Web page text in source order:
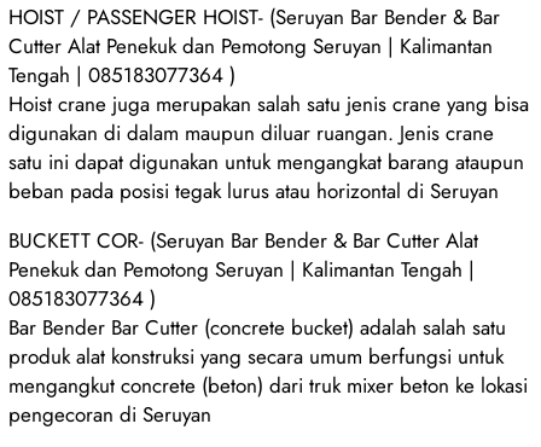
HOIST / PASSENGER HOIST- (Seruyan Bar Bender & Bar
Cutter Alat Penekuk dan Pemotong Seruyan | Kalimantan
Tengah | 085183077364 )
Hoist crane juga merupakan salah satu jenis crane yang bisa
digunakan di dalam maupun diluar ruangan. Jenis crane
satu ini dapat digunakan untuk mengangkat barang ataupun
beban pada posisi tegak lurus atau horizontal di Seruyan
BUCKETT COR- (Seruyan Bar Bender & Bar Cutter Alat
Penekuk dan Pemotong Seruyan | Kalimantan Tengah |
085183077364 )
Bar Bender Bar Cutter (concrete bucket) adalah salah satu
produk alat konstruksi yang secara umum berfungsi untuk
mengangkut concrete (beton) dari truk mixer beton ke lokasi
pengecoran di Seruyan